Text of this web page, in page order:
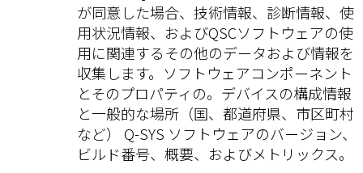
が同意した場合、技術情報、診断情報、使
用状況情報、およびQSCソフトウェアの使
用に関連するその他のデータおよび情報を
収集します。ソフトウェアコンポーネント
とそのプロパティの。デバイスの構成情報
と一般的な場所（国、都道府県、市区町村
など） Q-SYS ソフトウェアのバージョン、
ビルド番号、概要、およびメトリックス。